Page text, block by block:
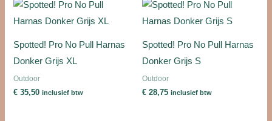
Spotted! Pro No Pull Harnas
Donker Grijs XL
Outdoor
€ 35,50 inclusief btw
Spotted! Pro No Pull Harnas
Donker Grijs S
Outdoor
€ 28,75 inclusief btw